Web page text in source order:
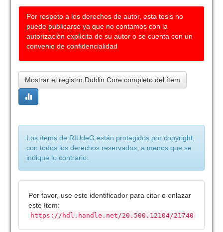
Por respeto a los derechos de autor, esta tesis no
puede publicarse ya que no contamos con la
autorización explícita de su autor o se cuenta con un
convenio de confidencialidad
Mostrar el registro Dublin Core completo del ítem
Los ítems de RIUdeG están protegidos por copyright,
con todos los derechos reservados, a menos que se
indique lo contrario.
Por favor, use este identificador para citar o enlazar
este ítem:
https://hdl.handle.net/20.500.12104/21740